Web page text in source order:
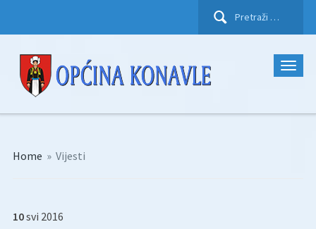
Pretraži:
Home » Vijesti
10svi 2016